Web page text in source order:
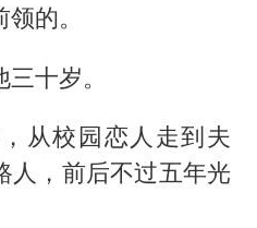
的。
十岁。
从校园恋人走到夫
人，前后不过五年光